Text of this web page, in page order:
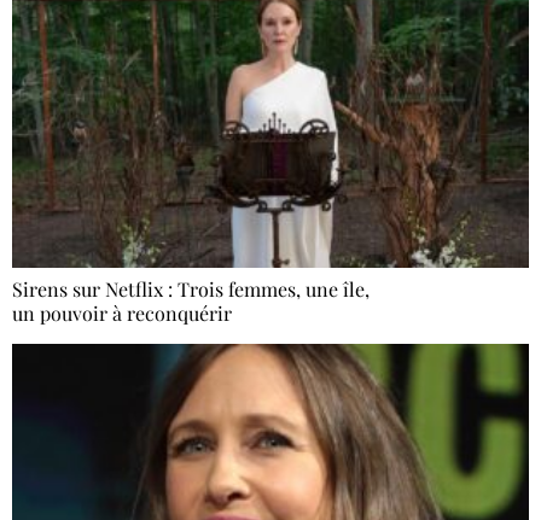
Sirens sur Netflix : Trois femmes, une île,
un pouvoir à reconquérir